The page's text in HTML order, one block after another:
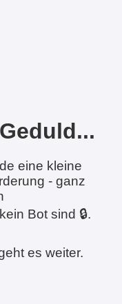
eine kleine
- ganz
Bot sind 🔒.
es weiter.